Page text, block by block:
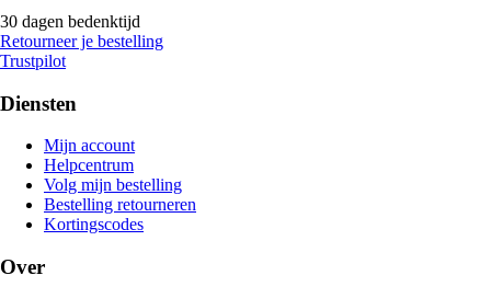
30 dagen bedenktijd
Retourneer je bestelling
Trustpilot
Diensten
Mijn account
Helpcentrum
Volg mijn bestelling
Bestelling retourneren
Kortingscodes
Over